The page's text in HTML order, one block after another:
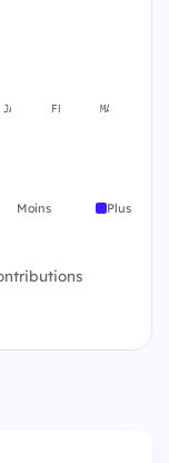
JANV. FÉVR. MARS
Moins Plus